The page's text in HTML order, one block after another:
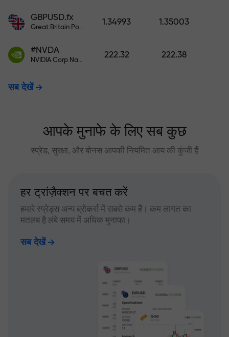
GBPUSD.fx
Great Britain Pound vs US Dollar
1.34993 1.35003
#NVDA
NVIDIA Corp Nasdaq Stock Exchange (Nasdaq) USD
222.32 222.38
सब देखें
आपके मुनाफे के लिए सब कुछ
स्प्रेड, सुरक्षा, और बोनस आपकी नियमित आय की कुंजी हैं
हर ट्रांज़ैक्शन पर बचत करें
हमारे स्प्रेड्स अन्य ब्रोकर्स में सबसे कम हैं। कम लागत का
मतलब है लंबे समय में अधिक मुनाफा।
सब देखें